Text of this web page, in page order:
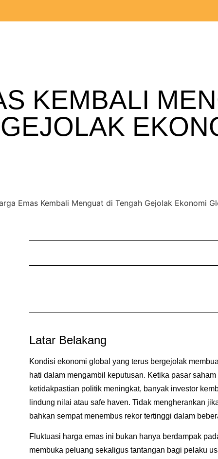
KEMBALI
Latar Belakang
Kondisi ekonomi global yang terus bergejolak
hati dalam mengambil keputusan. Ketika pasar
ketidakpastian politik meningkat, banyak investor
lindung nilai atau safe haven. Tidak mengherankan
bahkan sempat menembus rekor tertinggi dalam
Fluktuasi harga emas ini bukan hanya berdampak
membuka peluang sekaligus tantangan bagi pelaku